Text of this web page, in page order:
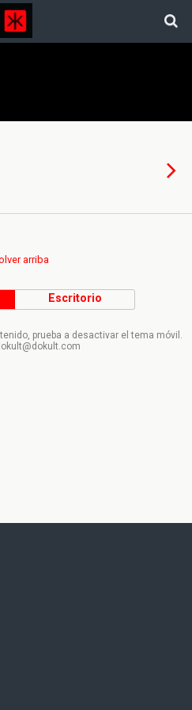
arriba
Escritorio
prueba a desactivar el tema móvil.